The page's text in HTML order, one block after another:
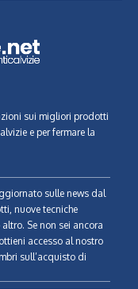
sui migliori prodotti
e per fermare la
sulle news dal
nuove tecniche
Se non sei ancora
accesso al nostro
sull’acquisto di